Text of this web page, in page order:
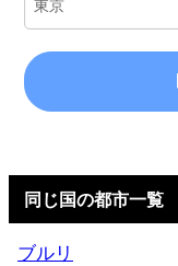
同じ国の都市一覧
ブルリ